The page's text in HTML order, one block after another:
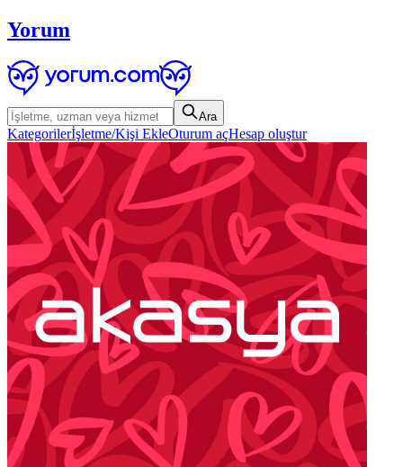
Yorum
Ara
Kategorilerİşletme/Kişi EkleOturum açHesap oluştur